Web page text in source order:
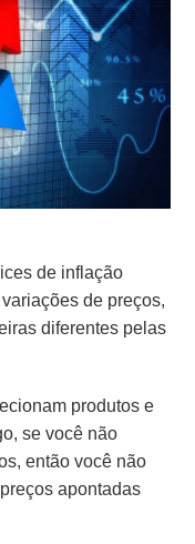
de inflação
de preços,
diferentes pelas
produtos e
se você não
então você não
apontadas